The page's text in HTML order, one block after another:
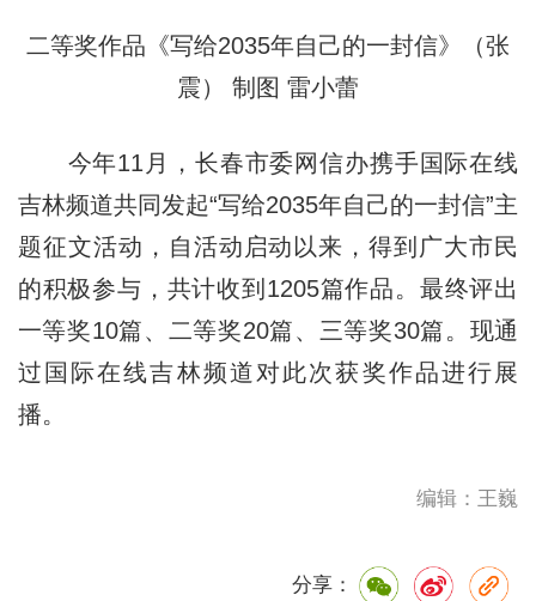
二等奖作品《写给2035年自己的一封信》（张
震） 制图 雷小蕾
今年11月，长春市委网信办携手国际在线
吉林频道共同发起“写给2035年自己的一封信”主
题征文活动，自活动启动以来，得到广大市民
的积极参与，共计收到1205篇作品。最终评出
一等奖10篇、二等奖20篇、三等奖30篇。现通
过国际在线吉林频道对此次获奖作品进行展
播。
编辑：王巍
分享：